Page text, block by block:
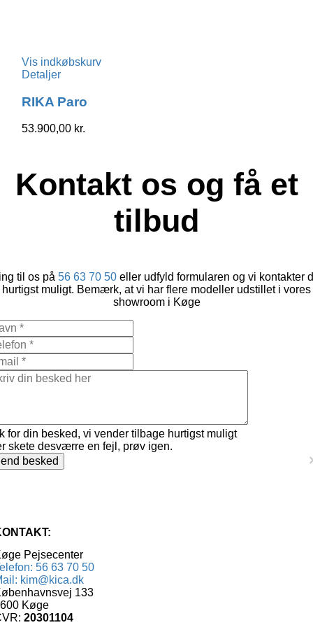
Vis indkøbskurv
Detaljer
RIKA Paro
53.900,00 kr.
Kontakt os og få et
tilbud
til os på 56 63 70 50 eller udfyld formularen og vi kontakter
hurtigst muligt. Bemærk, at vi har flere modeller udstillet i vores
showroom i Køge
for din besked, vi vender tilbage hurtigst muligt
skete desværre en fejl, prøv igen.
besked
Pejsecenter
56 63 70 50
kim@kica.dk
133
Køge
20301104